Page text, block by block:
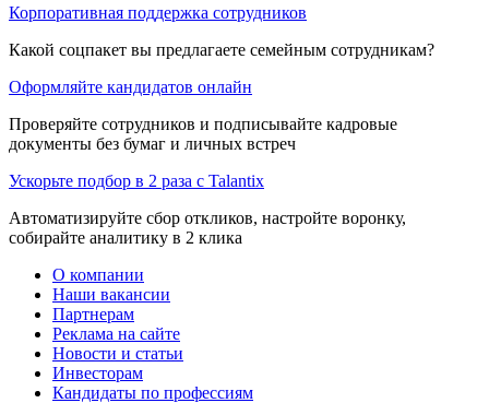
Корпоративная поддержка сотрудников
Какой соцпакет вы предлагаете семейным сотрудникам?
Оформляйте кандидатов онлайн
Проверяйте сотрудников и подписывайте кадровые
документы без бумаг и личных встреч
Ускорьте подбор в 2 раза с Talantix
Автоматизируйте сбор откликов, настройте воронку,
собирайте аналитику в 2 клика
О компании
Наши вакансии
Партнерам
Реклама на сайте
Новости и статьи
Инвесторам
Кандидаты по профессиям